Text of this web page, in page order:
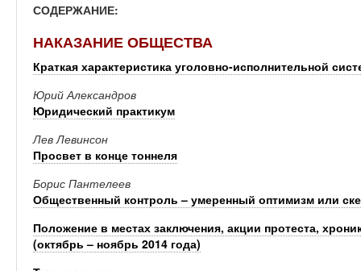
СОДЕРЖАНИЕ:
НАКАЗАНИЕ ОБЩЕСТВА
Краткая характеристика уголовно-исполнительной
Юрий Александров
Юридический практикум
Лев Левинсон
Просвет в конце тоннеля
Борис Пантелеев
Общественный контроль – умеренный оптимизм или
Положение в местах заключения, акции протеста,
(октябрь – ноябрь 2014 года)